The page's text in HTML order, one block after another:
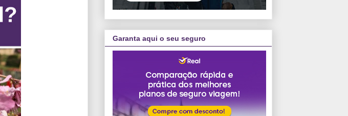
Garanta aqui o seu seguro